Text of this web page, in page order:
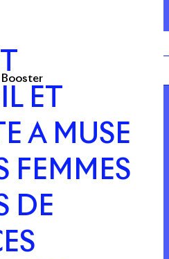
Booster
ET
A MUSE
FEMMES
DE